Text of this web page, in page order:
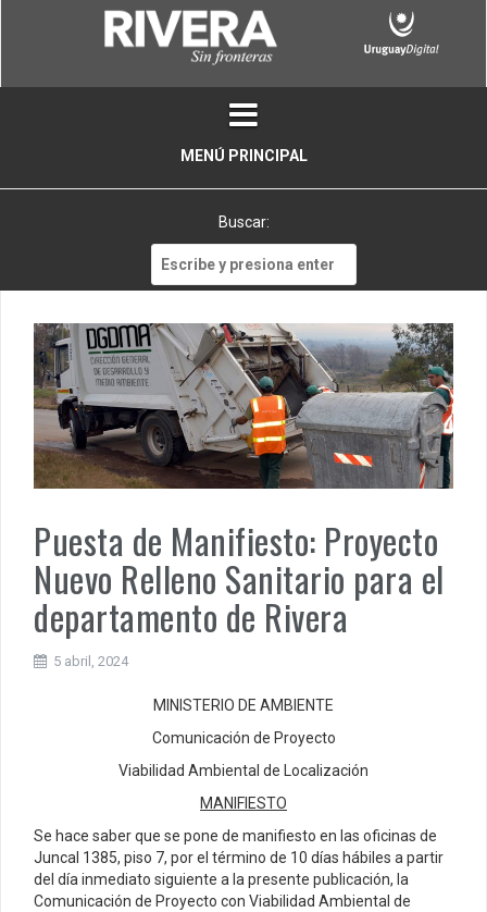
MENÚ PRINCIPAL
Buscar:
Puesta de Manifiesto: Proyecto
Nuevo Relleno Sanitario para el
departamento de Rivera
5 abril, 2024
MINISTERIO DE AMBIENTE
Comunicación de Proyecto
Viabilidad Ambiental de Localización
MANIFIESTO
Se hace saber que se pone de manifiesto en las oficinas de
Juncal 1385, piso 7, por el término de 10 días hábiles a partir
del día inmediato siguiente a la presente publicación, la
Comunicación de Proyecto con Viabilidad Ambiental de